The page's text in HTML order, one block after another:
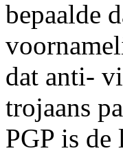
bepaalde
dat anti-
trojaans
PGP is de